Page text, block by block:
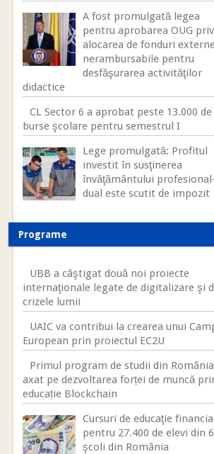
A fost promulgată legea
pentru aprobarea OUG
alocarea de fonduri
nerambursabile pentru
desfăşurarea activităţilor
didactice
CL Sector 6 a aprobat peste 13.000 de
burse şcolare pentru semestrul I
Lege promulgată: Profitul
investit în susţinerea
învăţământului
dual este scutit de impozit
Programe
UBB a câştigat două noi proiecte
internaţionale legate de digitalizare şi
crizele lumii
UAIC va contribui la crearea unui
European prin proiectul EC2U
Primul program de studii din România
axat pe dezvoltarea forței de muncă
educație Blockchain
Cursuri de educaţie
pentru 27.400 de elevi din
şcoli din România